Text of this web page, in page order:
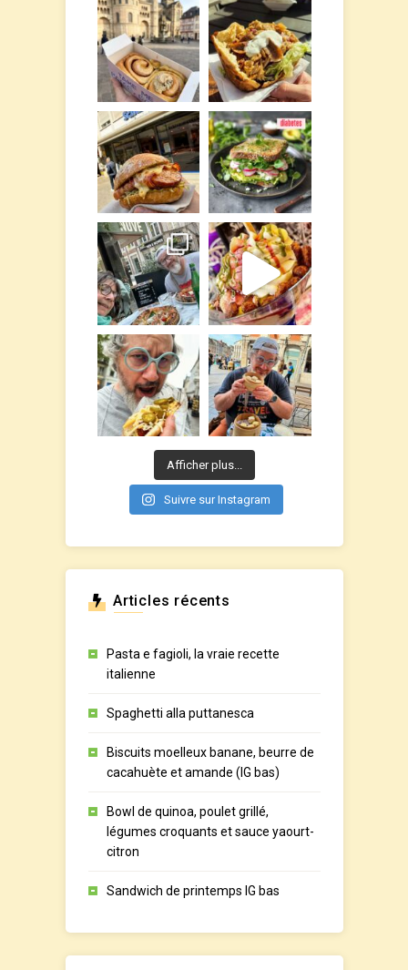
Afficher plus...
Suivre sur Instagram
Articles récents
Pasta e fagioli, la vraie recette
italienne
Spaghetti alla puttanesca
Biscuits moelleux banane, beurre de
cacahuète et amande (IG bas)
Bowl de quinoa, poulet grillé,
légumes croquants et sauce yaourt-
citron
Sandwich de printemps IG bas